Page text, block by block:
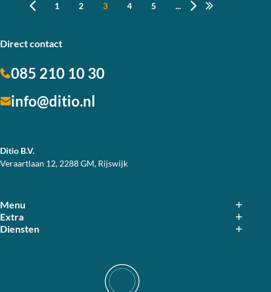
1 2 3 4 5 ...
Direct contact
085 210 10 30
info@ditio.nl
Ditio B.V.
Veraartlaan 12, 2288 GM, Rijswijk
Menu
Extra
Diensten